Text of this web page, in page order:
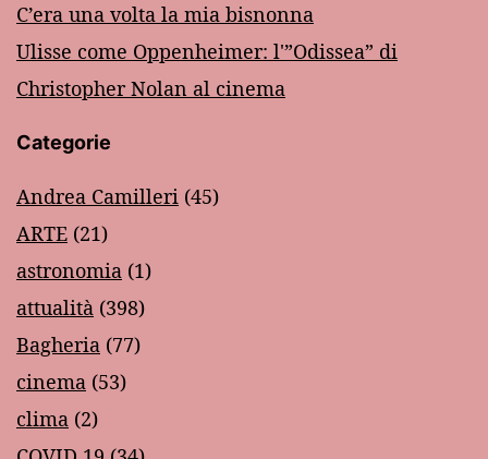
C’era una volta la mia bisnonna
Ulisse come Oppenheimer: l'”Odissea” di
Christopher Nolan al cinema
Categorie
Andrea Camilleri (45)
ARTE (21)
astronomia (1)
attualità (398)
Bagheria (77)
cinema (53)
clima (2)